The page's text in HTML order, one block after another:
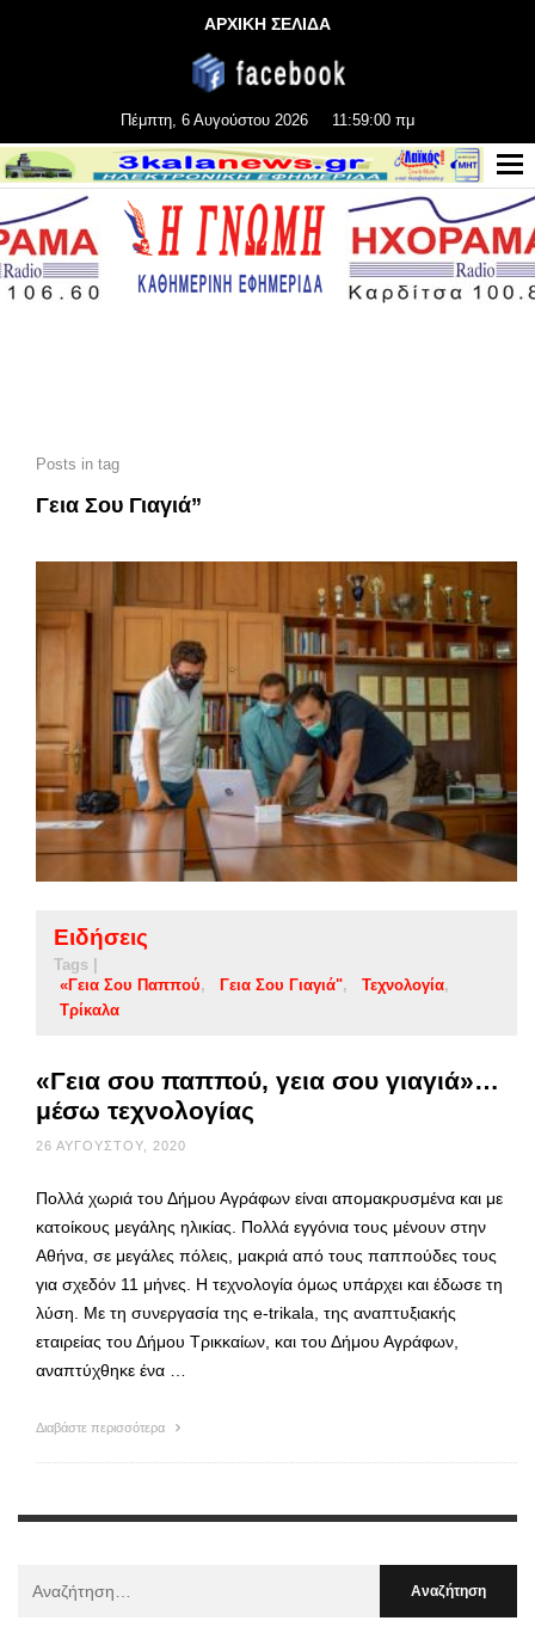
ΑΡΧΙΚΗ ΣΕΛΙΔΑ
Πέμπτη, 6 Αυγούστου 2026 11:59:01 πμ
Posts in tag
Γεια Σου Γιαγιά”
Ειδήσεις
Tags |
«Γεια Σου Παππού
Γεια Σου Γιαγιά"
Τεχνολογία
Τρίκαλα
«Γεια σου παππού, γεια σου γιαγιά»…
μέσω τεχνολογίας
26 ΑΥΓΟΎΣΤΟΥ, 2020
Πολλά χωριά του Δήμου Αγράφων είναι απομακρυσμένα και με
κατοίκους μεγάλης ηλικίας. Πολλά εγγόνια τους μένουν στην
Αθήνα, σε μεγάλες πόλεις, μακριά από τους παππούδες τους
για σχεδόν 11 μήνες. Η τεχνολογία όμως υπάρχει και έδωσε τη
λύση. Με τη συνεργασία της e-trikala, της αναπτυξιακής
εταιρείας του Δήμου Τρικκαίων, και του Δήμου Αγράφων,
αναπτύχθηκε ένα …
Διαβάστε περισσότερα